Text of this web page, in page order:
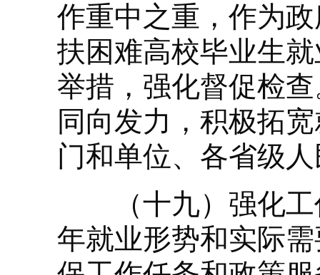
作重中之重，作为
扶困难高校毕业生
举措，强化督促检
同向发力，积极拓
门和单位、各省级
（十九）强化工
年就业形势和实际